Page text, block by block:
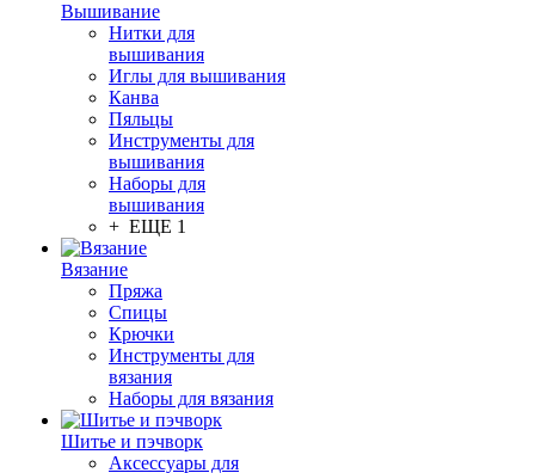
Вышивание
Нитки для
вышивания
Иглы для вышивания
Канва
Пяльцы
Инструменты для
вышивания
Наборы для
вышивания
+ ЕЩЕ 1
Вязание
Пряжа
Спицы
Крючки
Инструменты для
вязания
Наборы для вязания
Шитье и пэчворк
Аксессуары для